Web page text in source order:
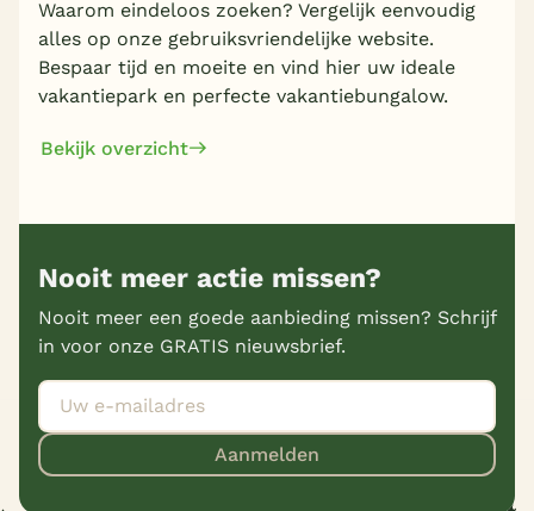
Waarom eindeloos zoeken? Vergelijk eenvoudig
alles op onze gebruiksvriendelijke website.
Bespaar tijd en moeite en vind hier uw ideale
vakantiepark en perfecte vakantiebungalow.
Bekijk overzicht
Nooit meer actie missen?
Nooit meer een goede aanbieding missen? Schrijf
in voor onze GRATIS nieuwsbrief.
Aanmelden